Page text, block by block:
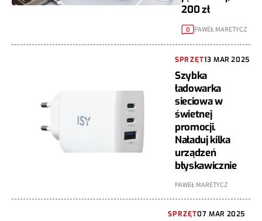
200 zł
0 PAWEŁ MARETYCZ
SPRZĘT13 MAR 2025
Szybka
ładowarka
sieciowa w
świetnej
promocji.
Naładuj kilka
urządzeń
błyskawicznie
PAWEŁ MARETYCZ
SPRZĘT07 MAR 2025